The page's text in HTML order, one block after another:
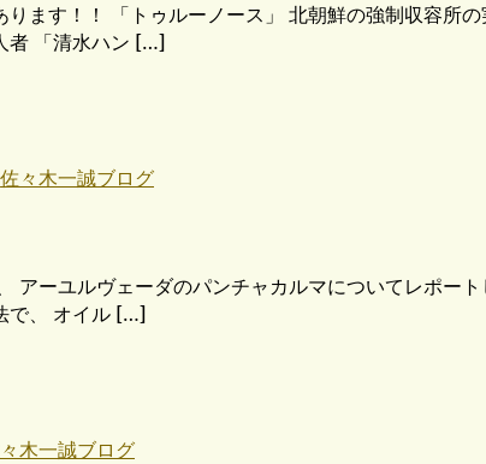
ます！！ 「トゥルーノース」 北朝鮮の強制収容所
者 「清水ハン […]
佐々木一誠ブログ
アーユルヴェーダのパンチャカルマについてレポ
で、 オイル […]
木一誠ブログ